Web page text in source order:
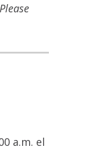
Please
a.m. el